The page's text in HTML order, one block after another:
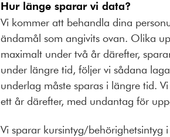
Hur länge sparar vi data?
Vi kommer att behandla dina
ändamål som angivits ovan. Olika
maximalt under två år därefter,
under längre tid, följer vi sådana
underlag måste sparas i längre tid.
ett år därefter, med undantag för
Vi sparar kursintyg/behörighetsintyg